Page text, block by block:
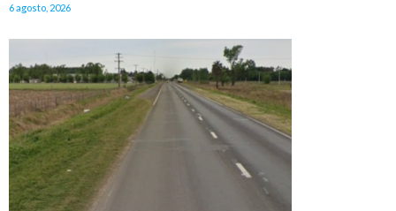
6 agosto, 2026